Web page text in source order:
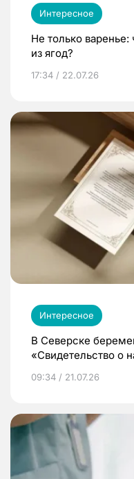
Интересное
Не только
из ягод?
17:34 / 22.07.26
Интересное
В Северске
«Свидетельство о
09:34 / 21.07.26